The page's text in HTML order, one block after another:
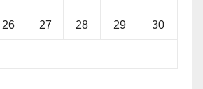
26 27 28 29 30